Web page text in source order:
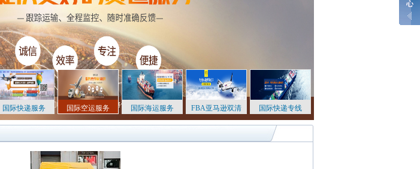
国际快递服务 国际空运服务 国际海运服务 FBA亚马逊双清 国际快递专线